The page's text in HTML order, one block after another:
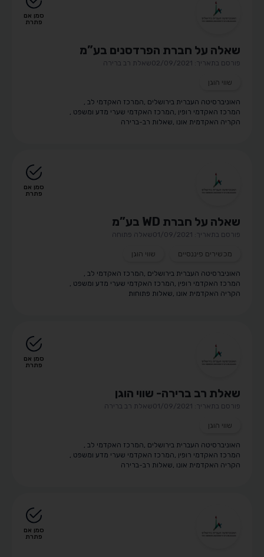
שאלה על חברת הפרדסנים בע”מ
פורסם בתאריך: 02/09/2021 שאלת רב ברירה
שווי הוגן
האוניברסיטה העברית בירושלים ,המרכז האקדמי לב ,
המרכז האקדמי רופין ,המרכז האקדמי שערי מדע ומשפט ,
הקריה האקדמית אונו ,שאלות רב-ברירה
סמן אם
פתרת
שאלה על חברת WD בע”מ
פורסם בתאריך: 01/09/2021 שאלה פתוחה
מכשירים פיננסיים שווי הוגן
האוניברסיטה העברית בירושלים ,המרכז האקדמי לב ,
המרכז האקדמי רופין ,המרכז האקדמי שערי מדע ומשפט ,
הקריה האקדמית אונו ,שאלות פתוחות
סמן אם
פתרת
שאלת רב ברירה- שווי הוגן
פורסם בתאריך: 01/09/2021 שאלת רב ברירה
שווי הוגן
האוניברסיטה העברית בירושלים ,המרכז האקדמי לב ,
המרכז האקדמי רופין ,המרכז האקדמי שערי מדע ומשפט ,
הקריה האקדמית אונו ,שאלות רב-ברירה
סמן אם
פתרת
סמן אם
פתרת